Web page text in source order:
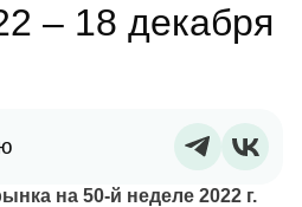
– 18 декабря
на 50-й неделе 2022 г.